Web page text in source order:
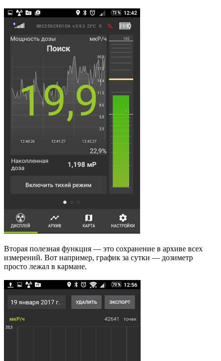
Вторая полезная функция — это сохранение в архиве всех
измерений. Вот например, график за сутки — дозиметр
просто лежал в кармане.